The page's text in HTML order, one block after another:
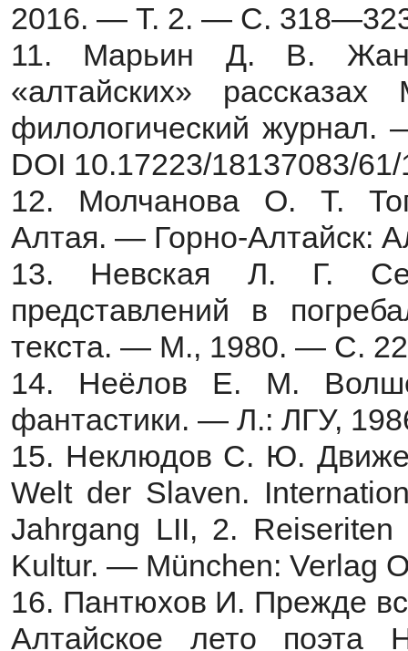
2016. — Т. 2. — С.
11. Марьин Д. В.
«алтайских»
филологический
DOI 10.17223/18137083/61/
12. Молчанова О. Т.
Алтая. — Горно-Алтайск:
13. Невская Л. Г.
представлений в
текста. — М., 1980. — С.
14. Неёлов Е. М.
фантастики. — Л.: ЛГУ,
15. Неклюдов С. Ю.
Welt der Slaven.
Jahrgang LII, 2.
Kultur. — München: Verlag
16. Пантюхов И. Прежде
Алтайское лето поэта